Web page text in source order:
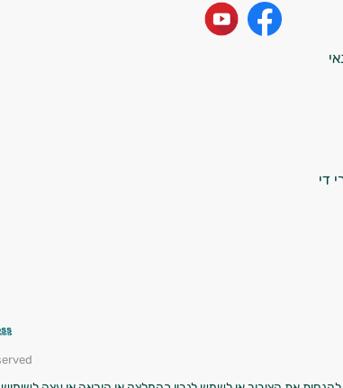
די
לך אילו רכיבים
גם בחיי היום
עבורך המלצות
לעזור?